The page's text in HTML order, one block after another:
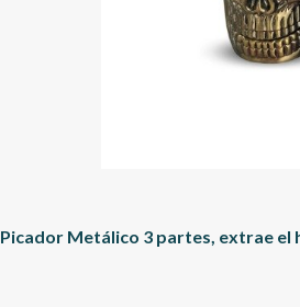
Picador Metálico 3 partes, extrae el